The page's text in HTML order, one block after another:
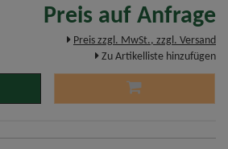
Preis auf Anfrage
Preis zzgl. MwSt., zzgl. Versand
Zu Artikelliste hinzufügen